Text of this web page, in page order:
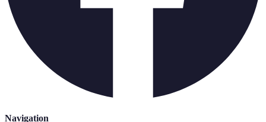
Navigation